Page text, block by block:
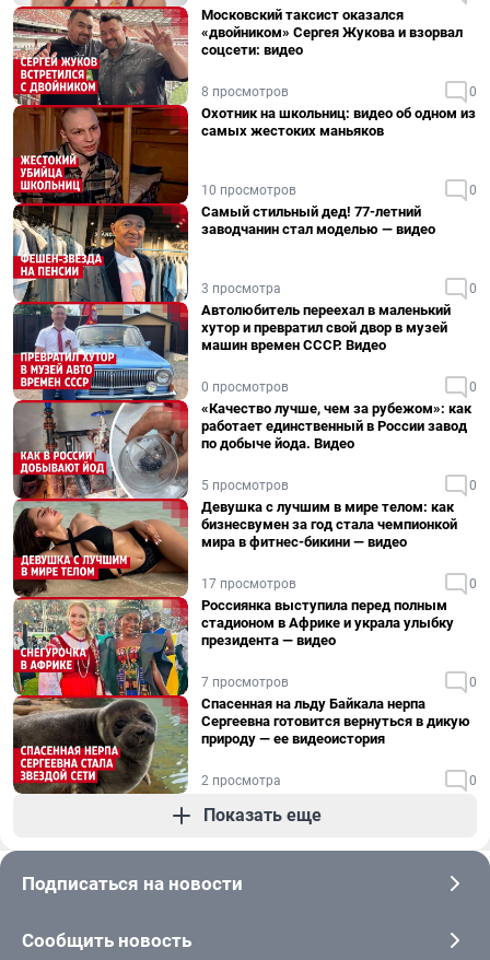
Московский таксист оказался
«двойником» Сергея Жукова и взорвал
соцсети: видео
8 просмотров 0
Охотник на школьниц: видео об одном из
самых жестоких маньяков
10 просмотров 0
Самый стильный дед! 77-летний
заводчанин стал моделью — видео
3 просмотра 0
Автолюбитель переехал в маленький
хутор и превратил свой двор в музей
машин времен СССР. Видео
0 просмотров 0
«Качество лучше, чем за рубежом»: как
работает единственный в России завод
по добыче йода. Видео
5 просмотров 0
Девушка с лучшим в мире телом: как
бизнесвумен за год стала чемпионкой
мира в фитнес-бикини — видео
17 просмотров 0
Россиянка выступила перед полным
стадионом в Африке и украла улыбку
президента — видео
7 просмотров 0
Спасенная на льду Байкала нерпа
Сергеевна готовится вернуться в дикую
природу — ее видеоистория
2 просмотра 0
Показать еще
Подписаться на новости
Сообщить новость